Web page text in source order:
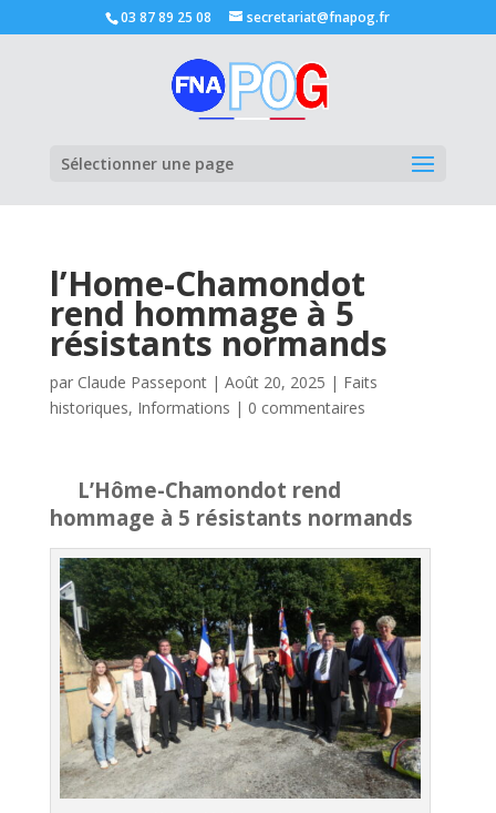
03 87 89 25 08 secretariat@fnapog.fr
Sélectionner une page
l’Home-Chamondot
rend hommage à 5
résistants normands
par Claude Passepont| Août 20, 2025 | Faits
historiques, Informations | 0 commentaires
L’Hôme-Chamondot rend
hommage à 5 résistants normands